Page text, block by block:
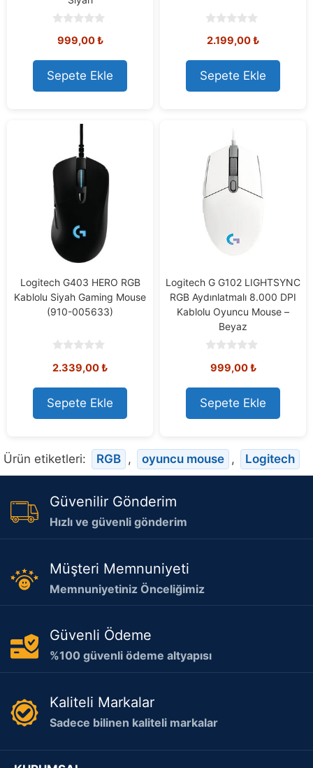
o
t
o
f
5
999,00₺
Sepete Ekle
o
t
o
f
5
2.199,00₺
Sepete Ekle
Logitech G403 HERO RGB
Kablolu Siyah Gaming Mouse
(910-005633)
o
t
o
f
5
2.339,00₺
Sepete Ekle
Logitech G G102 LIGHTSYNC
RGB Aydınlatmalı 8.000 DPI
Kablolu Oyuncu Mouse –
Beyaz
o
t
o
f
5
999,00₺
Sepete Ekle
Ürün etiketleri: RGB , oyuncu mouse , Logitech
Güvenilir Gönderim
Hızlı ve güvenli gönderim
Müşteri Memnuniyeti
Memnuniyetiniz Önceliğimiz
Güvenli Ödeme
%100 güvenli ödeme altyapısı
Kaliteli Markalar
Sadece bilinen kaliteli markalar